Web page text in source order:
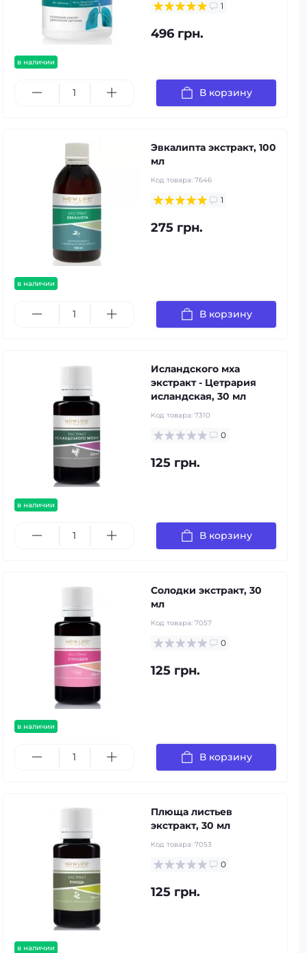
в наличии
1
496 грн.
В корзину
в наличии
Эвкалипта экстракт, 100
мл
Код товара: 7646
1
275 грн.
В корзину
в наличии
Исландского мха
экстракт - Цетрария
исландская, 30 мл
Код товара: 7310
0
125 грн.
В корзину
в наличии
Солодки экстракт, 30
мл
Код товара: 7057
0
125 грн.
В корзину
в наличии
Плюща листьев
экстракт, 30 мл
Код товара: 7053
0
125 грн.